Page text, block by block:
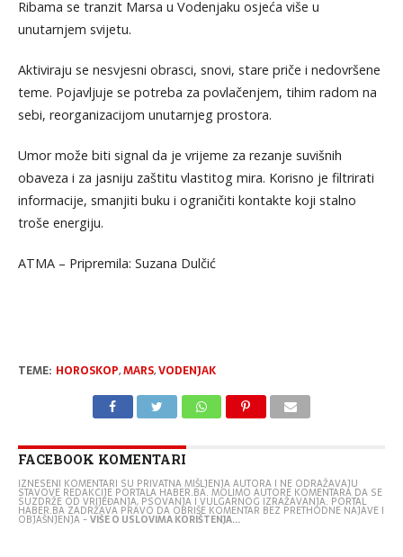
Ribama se tranzit Marsa u Vodenjaku osjeća više u
unutarnjem svijetu.
Aktiviraju se nesvjesni obrasci, snovi, stare priče i nedovršene
teme. Pojavljuje se potreba za povlačenjem, tihim radom na
sebi, reorganizacijom unutarnjeg prostora.
Umor može biti signal da je vrijeme za rezanje suvišnih
obaveza i za jasniju zaštitu vlastitog mira. Korisno je filtrirati
informacije, smanjiti buku i ograničiti kontakte koji stalno
troše energiju.
ATMA – Pripremila: Suzana Dulčić
TEME: HOROSKOP,MARS,VODENJAK
FACEBOOK KOMENTARI
IZNESENI KOMENTARI SU PRIVATNA MIŠLJENJA AUTORA I NE ODRAŽAVAJU
STAVOVE REDAKCIJE PORTALA HABER.BA. MOLIMO AUTORE KOMENTARA DA SE
SUZDRŽE OD VRIJEĐANJA, PSOVANJA I VULGARNOG IZRAŽAVANJA. PORTAL
HABER.BA ZADRŽAVA PRAVO DA OBRIŠE KOMENTAR BEZ PRETHODNE NAJAVE I
OBJAŠNJENJA -VIŠE O USLOVIMA KORIŠTENJA...